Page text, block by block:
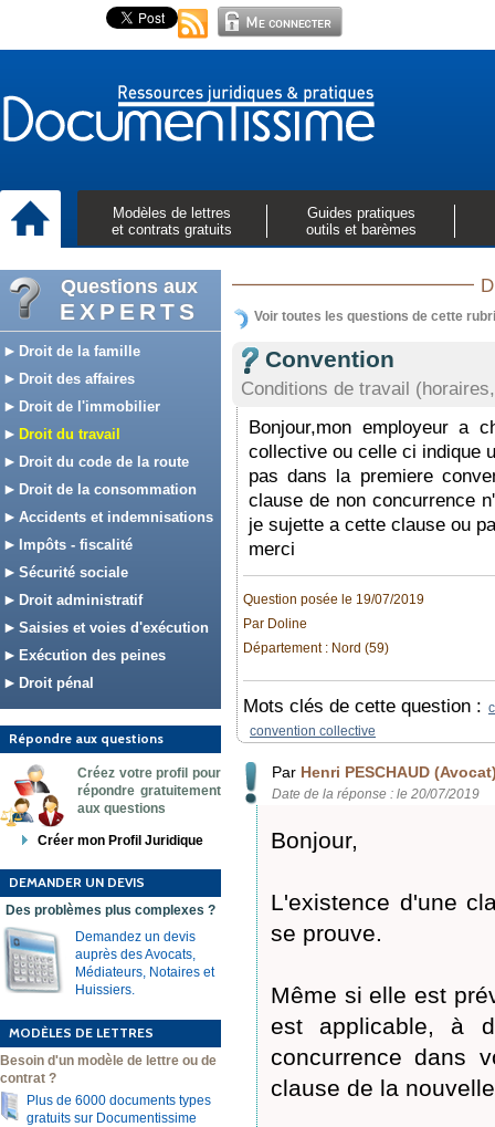
Modèles de lettres
et contrats gratuits
Guides pratiques
outils et barèmes
Questions aux
EXPERTS
Droit de la famille
Droit des affaires
Droit de l'immobilier
Droit du travail
Droit du code de la route
Droit de la consommation
Accidents et indemnisations
Impôts - fiscalité
Sécurité sociale
Droit administratif
Saisies et voies d'exécution
Exécution des peines
Droit pénal
Répondre aux questions
Créez votre profil pour
répondre gratuitement
aux questions
Créer mon Profil Juridique
DEMANDER UN DEVIS
Des problèmes plus complexes ?
Demandez un devis
auprès des Avocats,
Médiateurs, Notaires et
Huissiers.
MODÈLES DE LETTRES
Besoin d'un modèle de lettre ou de
contrat ?
Plus de 6000 documents types
gratuits sur Documentissime
Voir toutes les questions de cette
Convention
Conditions de travail (horaires,
Bonjour,mon employeur a
collective ou celle ci indique
pas dans la premiere
clause de non concurrence
je sujette a cette clause ou
merci
Question posée le 19/07/2019
Par Doline
Département : Nord (59)
Mots clés de cette question :
convention collective
Par Henri PESCHAUD
Date de la réponse : le 20/07/2019
Bonjour,
L'existence d'une
se prouve.
Même si elle est
est applicable, à
concurrence dans
clause de la